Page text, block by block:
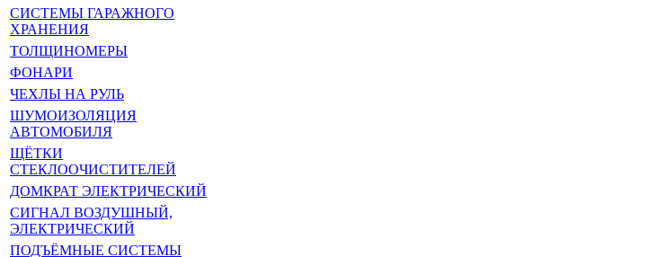
СИСТЕМЫ ГАРАЖНОГО
ХРАНЕНИЯ
ТОЛЩИНОМЕРЫ
ФОНАРИ
ЧЕХЛЫ НА РУЛЬ
ШУМОИЗОЛЯЦИЯ
АВТОМОБИЛЯ
ЩЁТКИ
СТЕКЛООЧИСТИТЕЛЕЙ
ДОМКРАТ ЭЛЕКТРИЧЕСКИЙ
СИГНАЛ ВОЗДУШНЫЙ,
ЭЛЕКТРИЧЕСКИЙ
ПОДЪЁМНЫЕ СИСТЕМЫ